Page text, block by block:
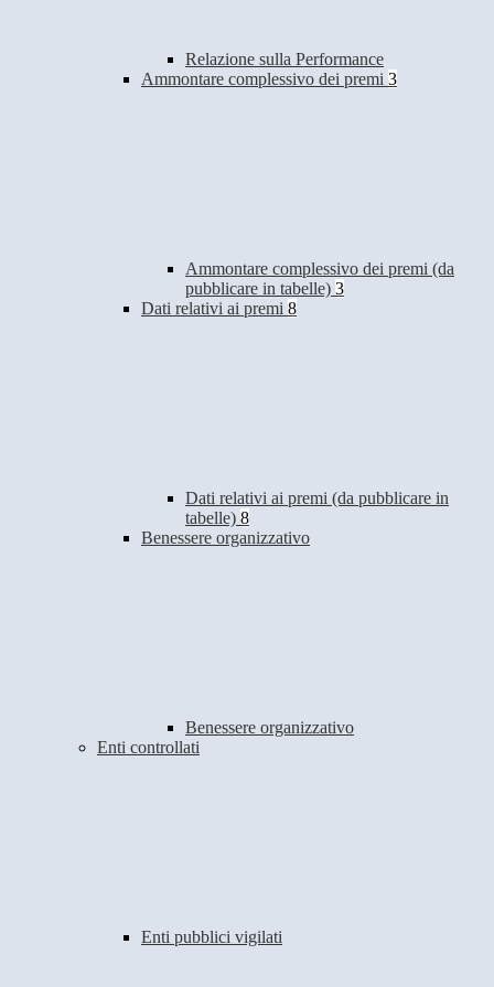
Relazione sulla Performance
Ammontare complessivo dei premi 3
Ammontare complessivo dei premi (da
pubblicare in tabelle) 3
Dati relativi ai premi 8
Dati relativi ai premi (da pubblicare in
tabelle) 8
Benessere organizzativo
Benessere organizzativo
Enti controllati
Enti pubblici vigilati